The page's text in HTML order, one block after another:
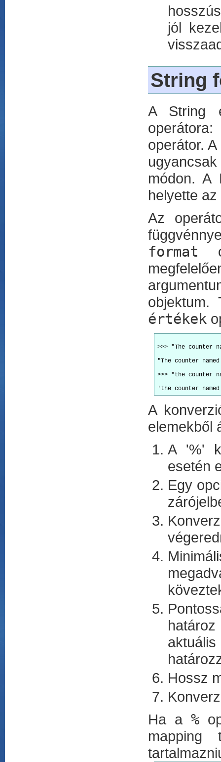
jól
String
A String
operátor.
módon.
helyette az
Az
format
objektum.
értékek
>>> "The counter
"The counter
>>> "the counter
A
elemekből
A '%'
esetén
Egy
Hossz
Ha a%
mapping